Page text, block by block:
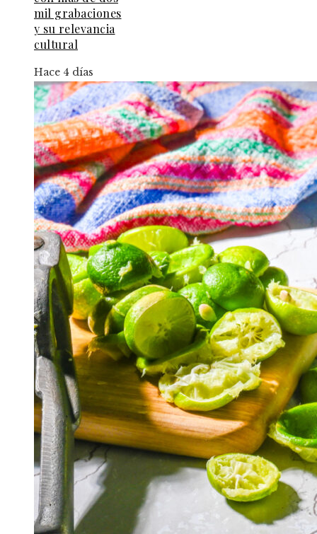
mil grabaciones
y su relevancia
cultural
Hace 4 días